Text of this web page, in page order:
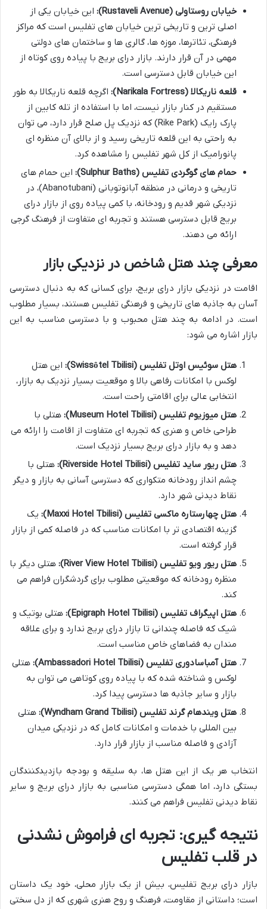
خیابان روستاولی (Rustaveli Avenue):
این خیابان یکی از
اصلی ترین و تاریخی ترین خیابان های تفلیس است که مراکز
فرهنگی، تئاترها، موزه ها، گالری ها و ساختمان های دولتی
مهمی در آن قرار دارند. بازار درای بریج با پیاده روی کوتاه از
این خیابان قابل دسترسی است.
قلعه ناریکالا (Narikala Fortress):
اگرچه قلعه ناریکالا به طور
مستقیم در کنار بازار نیست، اما با استفاده از تله کابین از
پارک رایک (Rike Park) که نزدیک پل صلح قرار دارد، می توان
به راحتی به این قلعه تاریخی رسید و از بالای آن منظره ای
پانورامیک از کل شهر تفلیس را مشاهده کرد.
حمام های گوگردی تفلیس (Sulphur Baths):
این حمام های
تاریخی و درمانی در منطقه آبانوتوبانی (Abanotubani)، در
نزدیکی شهر قدیم و رودخانه، با کمی پیاده روی از بازار درای
بریج قابل دسترسی هستند و تجربه ای متفاوت از فرهنگ گرجی
ارائه می دهند.
معرفی چند هتل شاخص در نزدیکی بازار
اقامت در نزدیکی بازار درای بریج، برای کسانی که به دنبال دسترسی
آسان به جاذبه های تاریخی و فرهنگی تفلیس هستند، بسیار مطلوب
است. در ادامه به چند هتل محبوب و با دسترسی مناسب به این
بازار اشاره می شود:
هتل سوئیس اوتل تفلیس (Swissôtel Tbilisi):
این هتل
لوکس با امکانات رفاهی بالا و موقعیت بسیار نزدیک به بازار،
انتخابی عالی برای اقامتی راحت است.
هتل میوزیوم تفلیس (Museum Hotel Tbilisi):
هتلی با
طراحی خاص و هنری که تجربه ای متفاوت از اقامت را ارائه می
دهد و به بازار درای بریج بسیار نزدیک است.
هتل ریور ساید تفلیس (Riverside Hotel Tbilisi):
هتلی با
چشم انداز رودخانه متکواری که دسترسی آسانی به بازار و دیگر
نقاط دیدنی شهر دارد.
هتل چهارستاره ماکسی تفلیس (Maxxi Hotel Tbilisi):
یک
گزینه اقتصادی تر با امکانات مناسب که در فاصله کمی از بازار
قرار گرفته است.
هتل ریور ویو تفلیس (River View Hotel Tbilisi):
هتلی دیگر با
منظره رودخانه که موقعیتی مطلوب برای گردشگران فراهم می
کند.
هتل اپیگراف تفلیس (Epigraph Hotel Tbilisi):
هتلی بوتیک و
شیک که فاصله چندانی تا بازار درای بریج ندارد و برای علاقه
مندان به فضاهای خاص مناسب است.
هتل آمباسادوری تفلیس (Ambassadori Hotel Tbilisi):
هتلی
لوکس و شناخته شده که با پیاده روی کوتاهی می توان به
بازار و سایر جاذبه ها دسترسی پیدا کرد.
هتل ویندهام گرند تفلیس (Wyndham Grand Tbilisi):
هتلی
بین المللی با خدمات و امکانات کامل که در نزدیکی میدان
آزادی و فاصله مناسب از بازار قرار دارد.
انتخاب هر یک از این هتل ها، به سلیقه و بودجه بازدیدکنندگان
بستگی دارد، اما همگی دسترسی مناسبی به بازار درای بریج و سایر
نقاط دیدنی تفلیس فراهم می کنند.
نتیجه گیری: تجربه ای فراموش نشدنی
در قلب تفلیس
بازار درای بریج تفلیس، بیش از یک بازار محلی، خود یک داستان
است؛ داستانی از مقاومت، فرهنگ و روح هنری شهری که از دل سختی